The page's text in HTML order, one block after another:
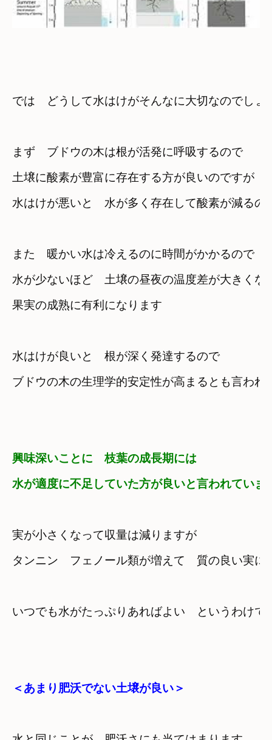
では　どうして水はけがそんなに大切なのでしょ
まず　ブドウの木は根が活発に呼吸するので
土壌に酸素が豊富に存在する方が良いのですが
水はけが悪いと　水が多く存在して酸素が減るの
また　暖かい水は冷えるのに時間がかかるので
水が少ないほど　土壌の昼夜の温度差が大きくな
果実の成熟に有利になります
水はけが良いと　根が深く発達するので
興味深いことに　枝葉の成長期には
水が適度に不足していた方が良いと言われていま
実が小さくなって収量は減りますが
タンニン　フェノール類が増えて　質の良い実に
＜あまり肥沃でない土壌が良い＞